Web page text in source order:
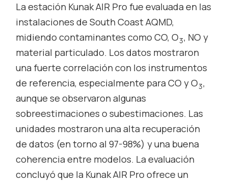
La estación Kunak AIR Pro fue evaluada en las
instalaciones de South Coast AQMD,
midiendo contaminantes como CO, O3, NO y
material particulado. Los datos mostraron
una fuerte correlación con los instrumentos
de referencia, especialmente para CO y O3,
aunque se observaron algunas
sobreestimaciones o subestimaciones. Las
unidades mostraron una alta recuperación
de datos (en torno al 97-98%) y una buena
coherencia entre modelos. La evaluación
concluyó que la Kunak AIR Pro ofrece un